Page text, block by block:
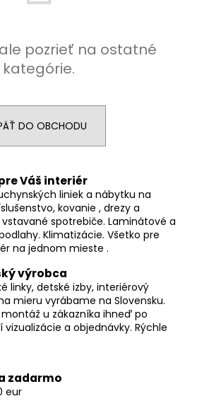
pozrieť na ostatné
kategórie.
DO OBCHODU
Váš interiér
liniek a nábytku na
kovanie , drezy a
spotrebiče. Laminátové a
Klimatizácie. Všetko pre
na jednom mieste .
výrobca
linky, detské izby, interiérový
mieru vyrábame na Slovensku.
u zákazníka ihneď po
a objednávky. Rýchle
zadarmo
eur